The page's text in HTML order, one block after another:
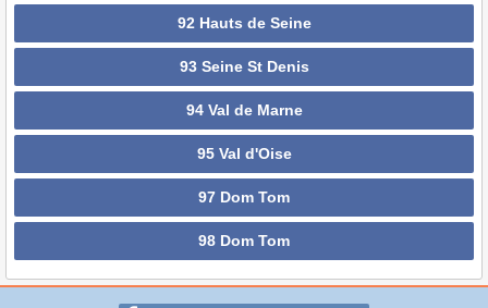
92 Hauts de Seine
93 Seine St Denis
94 Val de Marne
95 Val d'Oise
97 Dom Tom
98 Dom Tom